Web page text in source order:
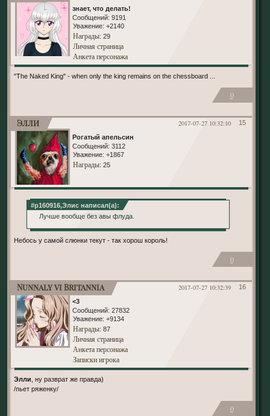
знает, что делать!
Сообщений: 9191
Уважение: +2140
Награды: 29
Личная страница
Анкета персонажа
"The Naked King" - when only the king remains on the chessboard ...
0
15
2017-07-27 10:32:10
Элли
Рогатый апельсин
Сообщений: 3112
Уважение: +1867
Награды: 25
#p160916,Элис написал(а):
Лучше вообще без авы флуда.
Небось у самой слюнки текут - так хорош король!
0
16
2017-07-27 10:32:39
Nunnaly vi Britannia
<3
Сообщений: 27832
Уважение: +9134
Награды: 87
Личная страница
Анкета персонажа
Записки игрока
Элли , ну разврат же правда)
/пьет ряженку/
0